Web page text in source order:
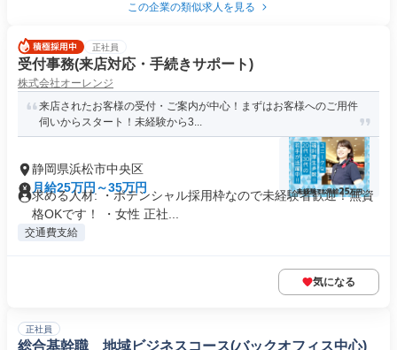
この企業の類似求人を見る
正社員
受付事務(来店対応・手続きサポート)
株式会社オーレンジ
来店されたお客様の受付・ご案内が中心！まずはお客様へのご用件
伺いからスタート！未経験から3...
静岡県浜松市中央区
月給25万円～35万円
求める人材: ・ポテンシャル採用枠なので未経験者歓迎！無資
格OKです！ ・女性 正社...
交通費支給
気になる
正社員
総合基幹職 地域ビジネスコース(バックオフィス中心)